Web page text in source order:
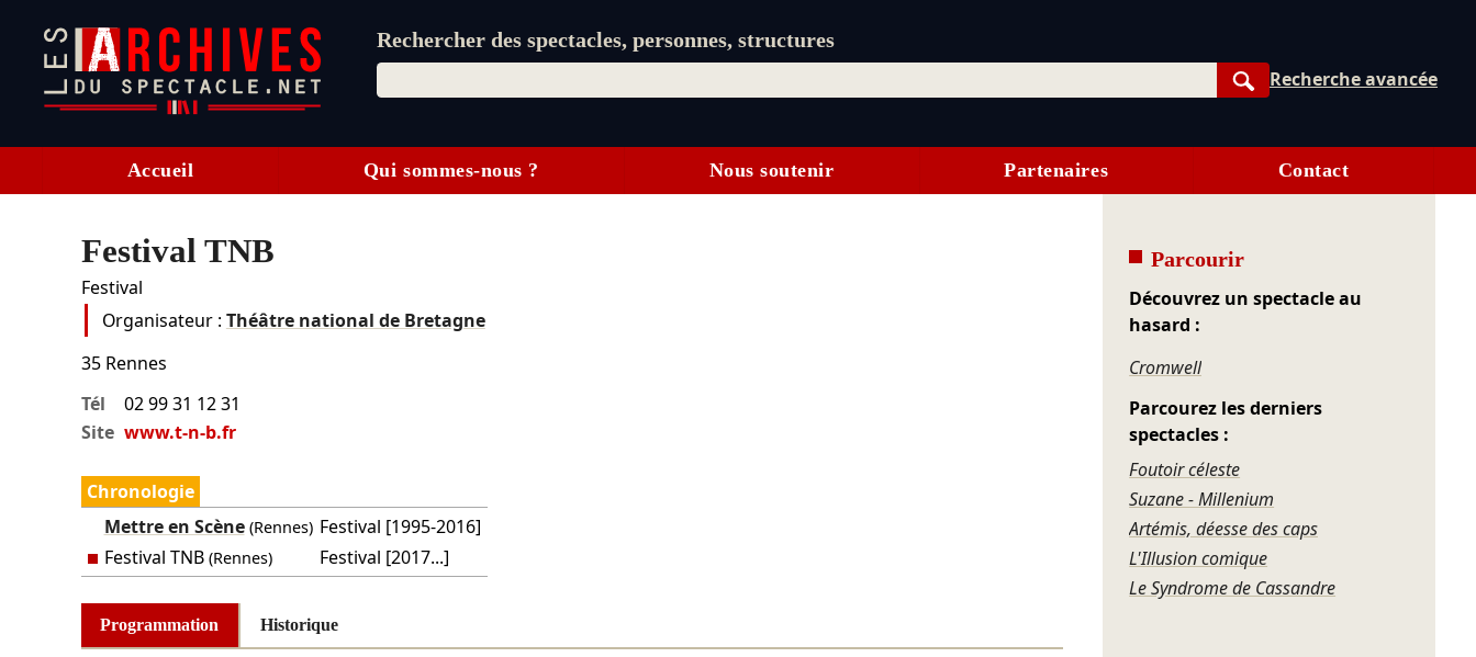
Rechercher des spectacles, personnes, structures
Rechercher
Recherche avancée
Accueil Qui sommes-nous ? Nous soutenir Partenaires Contact
Festival TNB
Festival
Organisateur : Théâtre national de Bretagne
35 Rennes
Tél
02 99 31 12 31
Site www.t-n-b.fr
Chronologie
Mettre en Scène(Rennes) Festival [1995-2016]
Festival TNB (Rennes) Festival [2017...]
Programmation Historique
Parcourir
Découvrez un spectacle au
hasard :
Cromwell
Parcourez les derniers
spectacles :
Foutoir céleste
Suzane - Millenium
Artémis, déesse des caps
L'Illusion comique
Le Syndrome de Cassandre